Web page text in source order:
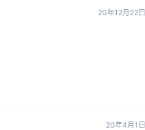
20年12月22日
20年4月1日